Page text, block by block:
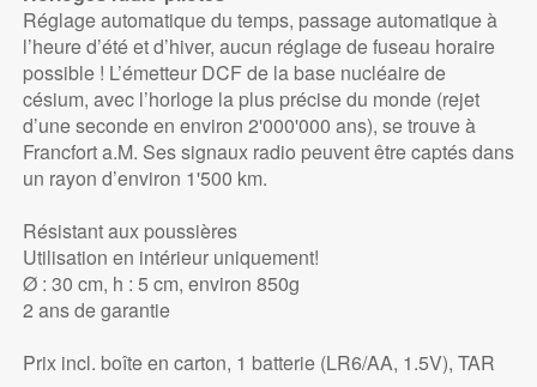
Réglage automatique du temps, passage automatique à
l’heure d’été et d’hiver, aucun réglage de fuseau horaire
possible ! L’émetteur DCF de la base nucléaire de
césium, avec l’horloge la plus précise du monde (rejet
d’une seconde en environ 2'000'000 ans), se trouve à
Francfort a.M. Ses signaux radio peuvent être captés dans
un rayon d’environ 1'500 km.
Résistant aux poussières
Utilisation en intérieur uniquement!
Ø : 30 cm, h : 5 cm, environ 850g
2 ans de garantie
Prix incl. boîte en carton, 1 batterie (LR6/AA, 1.5V), TAR